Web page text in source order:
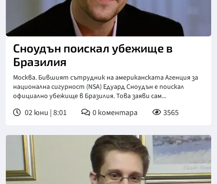
Сноудън поискал убежище в
Бразилия
Москва. Бившият сътрудник на американската Агенция за
национална сигурност (NSA) Едуард Сноудън е поискал
официално убежище в Бразилия. Това заяви сам...
02 юни | 8:01 0коментара 3565